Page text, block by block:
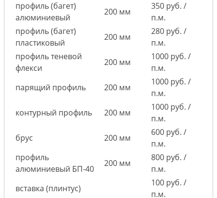
профиль (багет)
алюминиевый
200 мм
350 руб. /
п.м.
профиль (багет)
пластиковый
200 мм
280 руб. /
п.м.
профиль теневой
флекси
200 мм
1000 руб. /
п.м.
парящий профиль
200 мм
1000 руб. /
п.м.
контурный профиль
200 мм
1000 руб. /
п.м.
брус
200 мм
600 руб. /
п.м.
профиль
алюминиевый БП-40
200 мм
800 руб. /
п.м.
вставка (плинтус)
100 руб. /
п.м.